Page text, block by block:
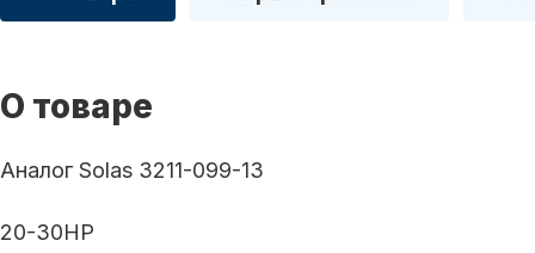
О товаре
Аналог Solas 3211-099-13
20-30HP